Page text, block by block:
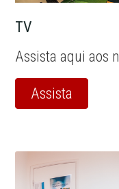
TV
Assista aqui aos
Assista